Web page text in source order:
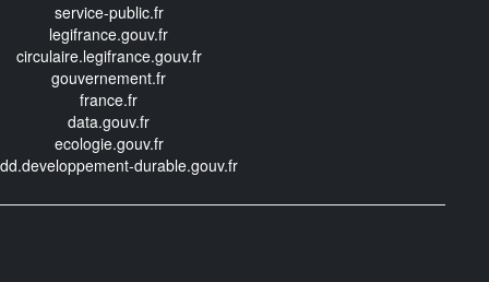
service-public.fr
legifrance.gouv.fr
circulaire.legifrance.gouv.fr
gouvernement.fr
france.fr
data.gouv.fr
ecologie.gouv.fr
durable.gouv.fr